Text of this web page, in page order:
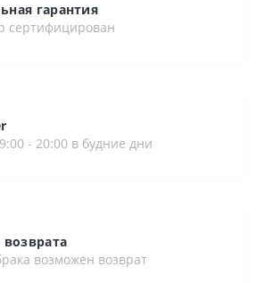
гарантия
сертифицирован
- 20:00 в будние дни
возврата
возможен возврат